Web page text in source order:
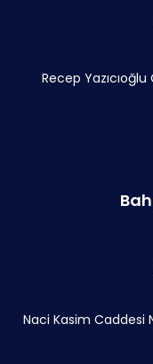
Recep Yazıcıoğlu
Naci Kasim Caddesi